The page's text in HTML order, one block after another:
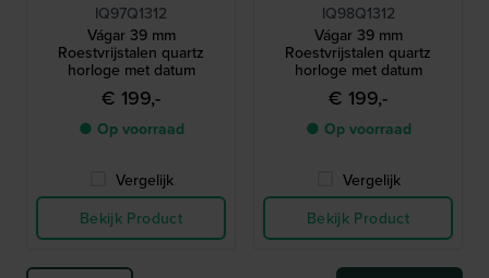
IQ97Q1312
Vágar 39 mm
Roestvrijstalen quartz
horloge met datum
€ 199,-
● Op voorraad
Vergelijk
Bekijk Product
IQ98Q1312
Vágar 39 mm
Roestvrijstalen quartz
horloge met datum
€ 199,-
● Op voorraad
Vergelijk
Bekijk Product